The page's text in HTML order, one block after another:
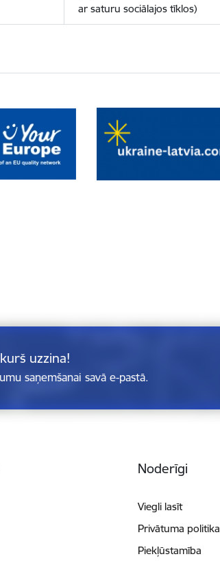
ar saturu sociālajos tīklos)
uzzina!
saņemšanai savā e-pastā.
Noderīgi
Viegli lasīt
Privātuma politika
Piekļūstamība